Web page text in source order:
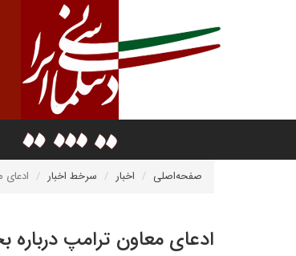
صفحه‌اصلی اخبار سرخط اخبار ادعای
ادعای معاون ترامپ درباره